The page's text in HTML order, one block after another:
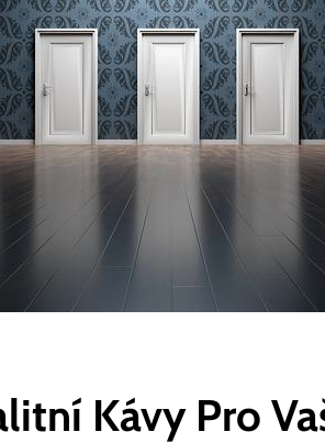
Kávy Pro